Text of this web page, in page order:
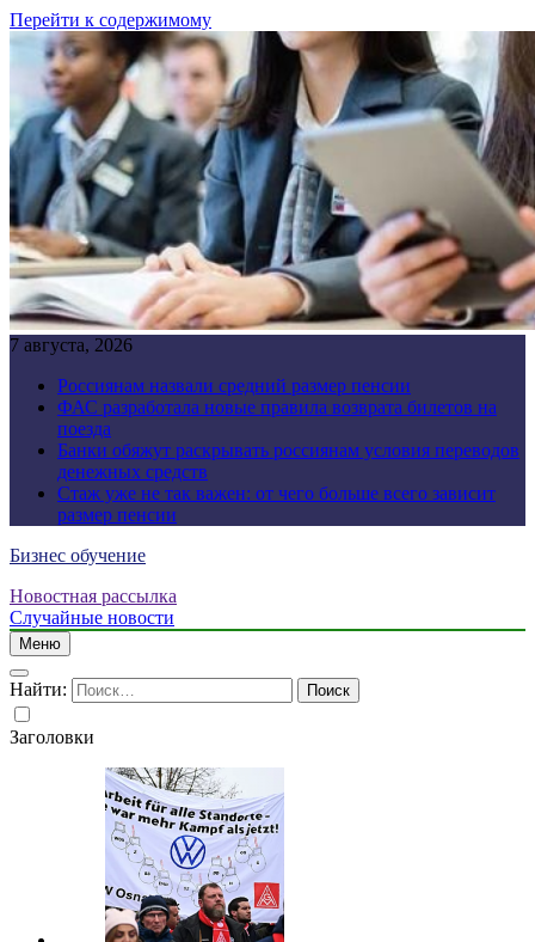
Перейти к содержимому
7 августа, 2026
Россиянам назвали средний размер пенсии
ФАС разработала новые правила возврата билетов на
поезда
Банки обяжут раскрывать россиянам условия переводов
денежных средств
Стаж уже не так важен: от чего больше всего зависит
размер пенсии
Бизнес обучение
Новостная рассылка
Случайные новости
Меню
Найти:
Заголовки